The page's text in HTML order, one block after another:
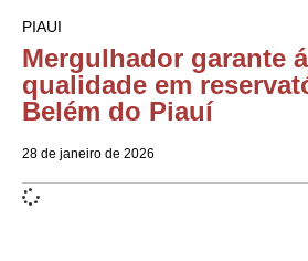
PIAUI
Mergulhador garante
qualidade em
Belém do Piauí
28 de janeiro de 2026